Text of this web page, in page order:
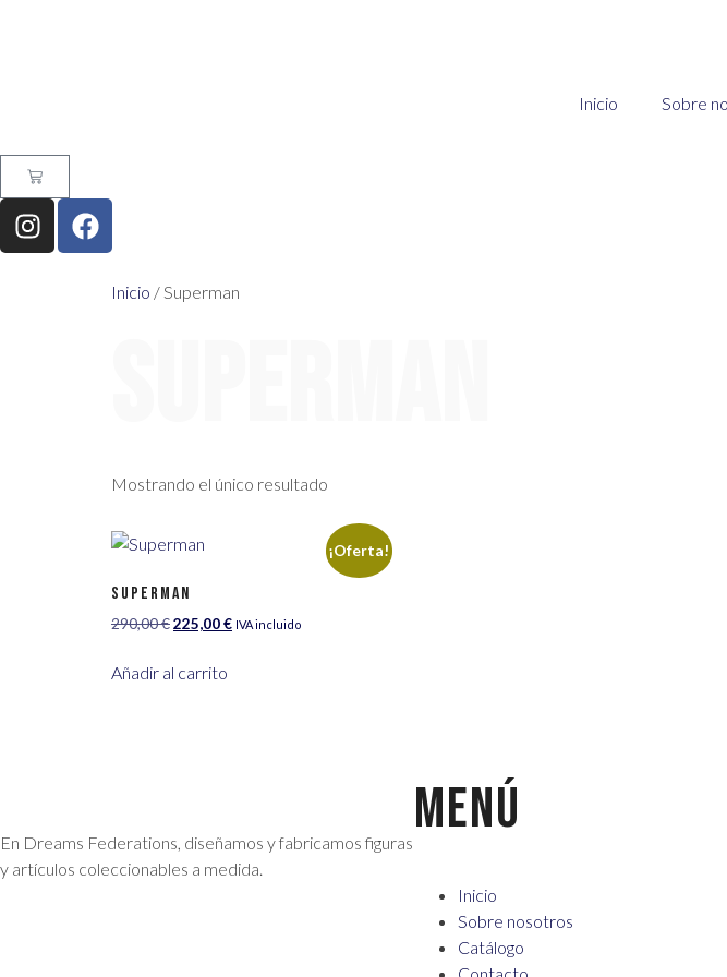
Inicio Sobre
Inicio / Superman
Mostrando el único resultado
¡Oferta!
Superman
290,00€225,00€ IVA incluido
Añadir al carrito
En Dreams Federations, diseñamos y fabricamos figuras
y artículos coleccionables a medida.
MENÚ
Inicio
Sobre nosotros
Catálogo